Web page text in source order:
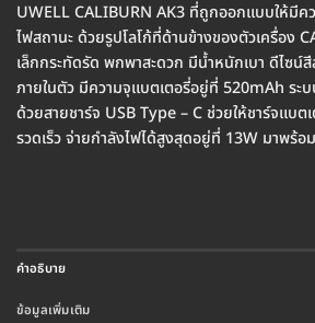
UWELL CALIBURN AK3 ที่ถูกออกแบบให้มีค
ไฟสถานะ ด้วยรูปโลโก้ที่ด้านข้างของตัวเครื่อง
เล็กกระทัดรัด พกพาสะดวก มีน้ำหนักเบา ดีไซน์
ภายในตัว มีความจุแบตเตอรี่อยู่ที่ 520mAh ระ
ด้วยสายชาร์จ USB Type – C ช่วยให้ชาร์จแบ
รวดเร็ว จ่ายกำลังไฟได้สูงสุดอยู่ที่ 13W มาพร้
คำอธิบาย
ข้อมูลเพิ่มเติม